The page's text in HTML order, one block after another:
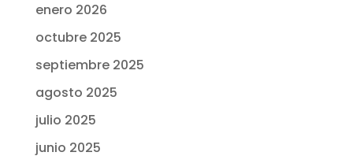
enero 2026
octubre 2025
septiembre 2025
agosto 2025
julio 2025
junio 2025